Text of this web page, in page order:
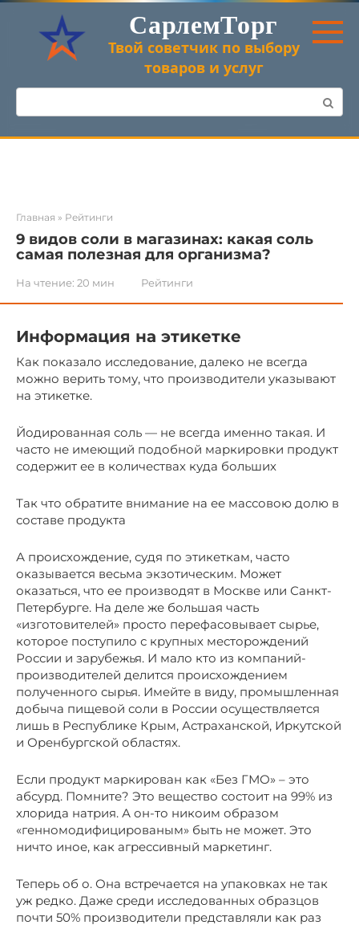
Перейти
контенту
СарлемТорг
Твой советчик по выбору
товаров и услуг
Поиск:
Главная » Рейтинги
9 видов соли в магазинах: какая соль
самая полезная для организма?
На чтение: 20 мин Рейтинги
Информация на этикетке
Как показало исследование, далеко не всегда
можно верить тому, что производители указывают
на этикетке.
Йодированная соль — не всегда именно такая. И
часто не имеющий подобной маркировки продукт
содержит ее в количествах куда больших
Так что обратите внимание на ее массовою долю в
составе продукта
А происхождение, судя по этикеткам, часто
оказывается весьма экзотическим. Может
оказаться, что ее производят в Москве или Санкт-
Петербурге. На деле же большая часть
«изготовителей» просто перефасовывает сырье,
которое поступило с крупных месторождений
России и зарубежья. И мало кто из компаний-
производителей делится происхождением
полученного сырья. Имейте в виду, промышленная
добыча пищевой соли в России осуществляется
лишь в Республике Крым, Астраханской, Иркутской
и Оренбургской областях.
Если продукт маркирован как «Без ГМО» – это
абсурд. Помните? Это вещество состоит на 99% из
хлорида натрия. А он-то никоим образом
«генномодифицированым» быть не может. Это
ничто иное, как агрессивный маркетинг.
Теперь об о. Она встречается на упаковках не так
уж редко. Даже среди исследованных образцов
почти 50% производители представляли как раз